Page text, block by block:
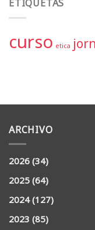
curso etica
ARCHIVO
2026(34)
2025(64)
2024(127)
2023(85)